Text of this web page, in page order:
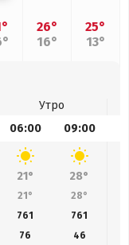
26°
16°
25°
13°
Утро
06:00 09:00
21° 28°
21° 28°
761 761
76 46